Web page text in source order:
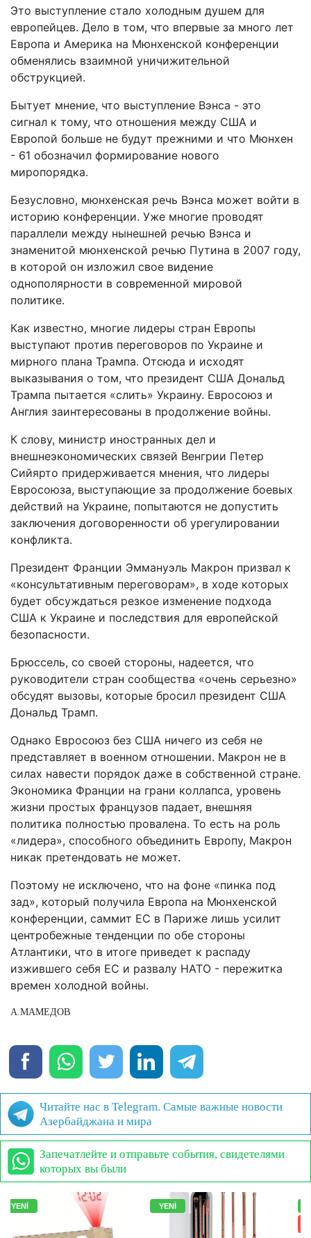
Это выступление стало холодным душем для
европейцев. Дело в том, что впервые за много лет
Европа и Америка на Мюнхенской конференции
обменялись взаимной уничижительной
обструкцией.
Бытует мнение, что выступление Вэнса - это
сигнал к тому, что отношения между США и
Европой больше не будут прежними и что Мюнхен
- 61 обозначил формирование нового
миропорядка.
Безусловно, мюнхенская речь Вэнса может войти в
историю конференции. Уже многие проводят
параллели между нынешней речью Вэнса и
знаменитой мюнхенской речью Путина в 2007 году,
в которой он изложил свое видение
однополярности в современной мировой
политике.
Как известно, многие лидеры стран Европы
выступают против переговоров по Украине и
мирного плана Трампа. Отсюда и исходят
выказывания о том, что президент США Дональд
Трампа пытается «слить» Украину. Евросоюз и
Англия заинтересованы в продолжение войны.
К слову, министр иностранных дел и
внешнеэкономических связей Венгрии Петер
Сийярто придерживается мнения, что лидеры
Евросоюза, выступающие за продолжение боевых
действий на Украине, попытаются не допустить
заключения договоренности об урегулировании
конфликта.
Президент Франции Эммануэль Макрон призвал к
«консультативным переговорам», в ходе которых
будет обсуждаться резкое изменение подхода
США к Украине и последствия для европейской
безопасности.
Брюссель, со своей стороны, надеется, что
руководители стран сообщества «очень серьезно»
обсудят вызовы, которые бросил президент США
Дональд Трамп.
Однако Евросоюз без США ничего из себя не
представляет в военном отношении. Макрон не в
силах навести порядок даже в собственной стране.
Экономика Франции на грани коллапса, уровень
жизни простых французов падает, внешняя
политика полностью провалена. То есть на роль
«лидера», способного объединить Европу, Макрон
никак претендовать не может.
Поэтому не исключено, что на фоне «пинка под
зад», который получила Европа на Мюнхенской
конференции, саммит ЕС в Париже лишь усилит
центробежные тенденции по обе стороны
Атлантики, что в итоге приведет к распаду
изжившего себя ЕС и развалу НАТО - пережитка
времен холодной войны.
А.МАМЕДОВ
Читайте нас в Telegram. Самые важные новости
Азербайджана и мира
Запечатлейте и отправьте события, свидетелями
которых вы были